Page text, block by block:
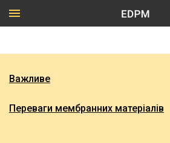
Приватний сектор
Важливе
Переваги мембранних матеріалів